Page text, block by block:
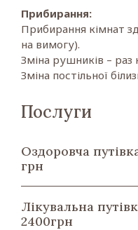
Прибирання:
Прибирання кімнат
на вимогу).
Зміна рушників – раз
Зміна постільної
Послуги
Оздоровча
грн
Лікувальна
2400грн